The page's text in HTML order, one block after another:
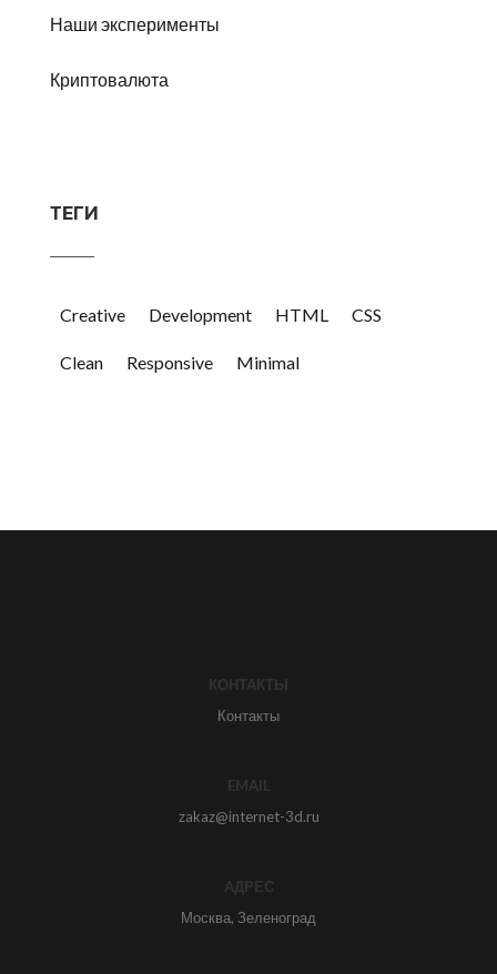
Наши эксперименты
Криптовалюта
ТЕГИ
Creative Development HTML CSS
Clean Responsive Minimal
КОНТАКТЫ
Контакты
EMAIL
zakaz@internet-3d.ru
АДРЕС
Москва, Зеленоград